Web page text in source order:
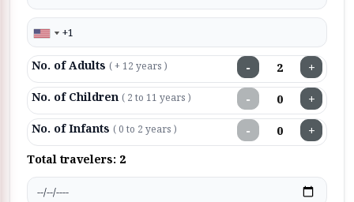
No. of Adults ( + 12 years ) − +
No. of Children ( 2 to 11 years ) − +
No. of Infants ( 0 to 2 years ) − +
Total travelers: 2